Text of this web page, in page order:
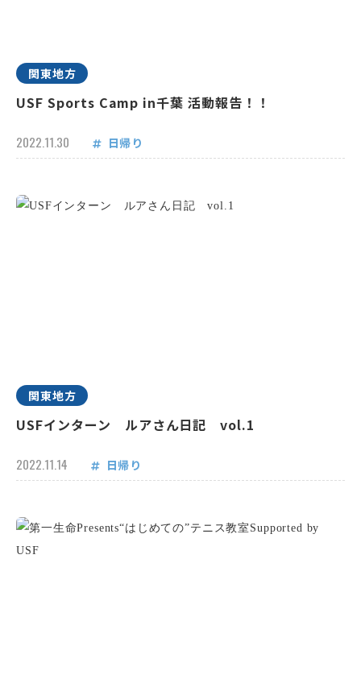
関東地方
USF Sports Camp in千葉 活動報告！！
2022.11.30 日帰り
関東地方
USFインターン ルアさん日記 vol.1
2022.11.14 日帰り